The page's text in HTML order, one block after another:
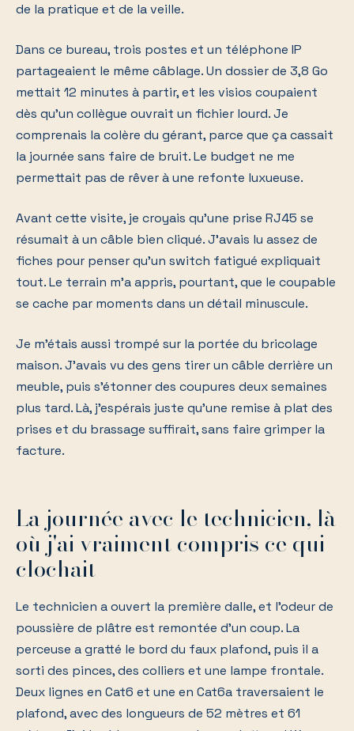
de la pratique et de la veille.
Dans ce bureau, trois postes et un téléphone IP
partageaient le même câblage. Un dossier de 3,8 Go
mettait 12 minutes à partir, et les visios coupaient
dès qu'un collègue ouvrait un fichier lourd. Je
comprenais la colère du gérant, parce que ça cassait
la journée sans faire de bruit. Le budget ne me
permettait pas de rêver à une refonte luxueuse.
Avant cette visite, je croyais qu'une prise RJ45 se
résumait à un câble bien cliqué. J'avais lu assez de
fiches pour penser qu'un switch fatigué expliquait
tout. Le terrain m'a appris, pourtant, que le coupable
se cache par moments dans un détail minuscule.
Je m'étais aussi trompé sur la portée du bricolage
maison. J'avais vu des gens tirer un câble derrière un
meuble, puis s'étonner des coupures deux semaines
plus tard. Là, j'espérais juste qu'une remise à plat des
prises et du brassage suffirait, sans faire grimper la
facture.
La journée avec le technicien, là
où j'ai vraiment compris ce qui
clochait
Le technicien a ouvert la première dalle, et l'odeur de
poussière de plâtre est remontée d'un coup. La
perceuse a gratté le bord du faux plafond, puis il a
sorti des pinces, des colliers et une lampe frontale.
Deux lignes en Cat6 et une en Cat6a traversaient le
plafond, avec des longueurs de 52 mètres et 61